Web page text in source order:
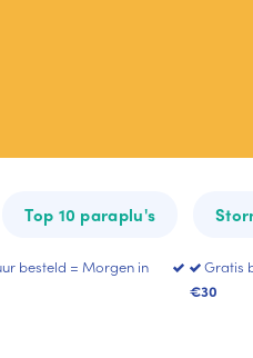
Top 10 paraplu's
besteld = Morgen in
Gratis
€30